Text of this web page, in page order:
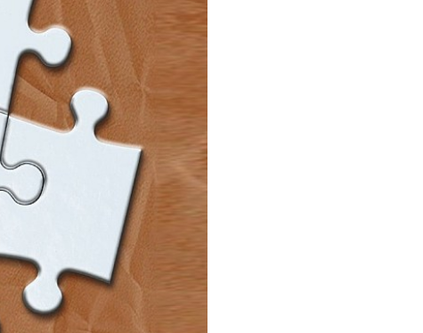
17:00 תמול שלשום 2026 ב’ – מפגש 1
17:0021:15Mama